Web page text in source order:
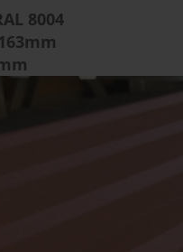
8004